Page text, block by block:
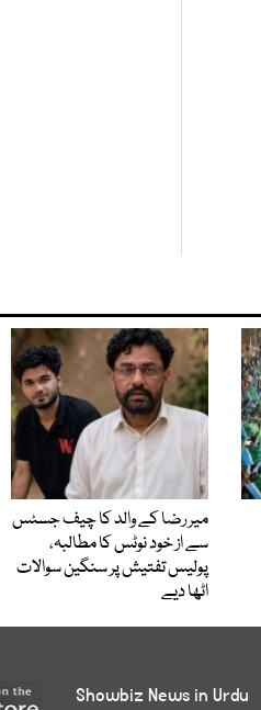
میر رضا کے والد کا چیف جسٹس
سے از خود نوٹس کا مطالبہ،
پولیس تفتیش پر سنگین سوالات
اٹھا دیے
Showbiz News in Urdu